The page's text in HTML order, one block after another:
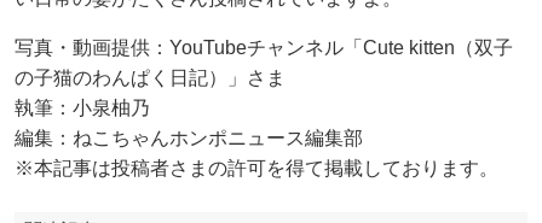
写真・動画提供：YouTubeチャンネル「Cute kitten（双子
の子猫のわんぱく日記）」さま
執筆：小泉柚乃
編集：ねこちゃんホンポニュース編集部
※本記事は投稿者さまの許可を得て掲載しております。